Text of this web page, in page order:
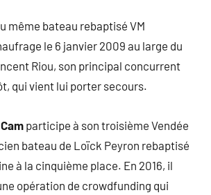
même bateau rebaptisé VM
le 6 janvier 2009 au large du
Riou, son principal concurrent
qui vient lui porter secours.
participe à son troisième Vendée
bateau de Loïck Peyron rebaptisé
à la cinquième place. En 2016, il
opération de crowdfunding qui